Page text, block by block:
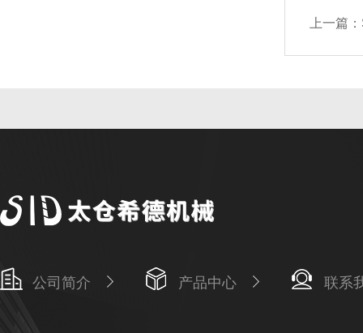
上一篇：
公司简介 产品中心 联系